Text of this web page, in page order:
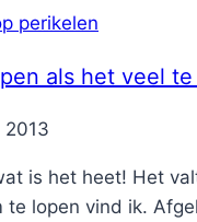
perikelen
als het veel
2013
is het heet! Het
te lopen vind ik.